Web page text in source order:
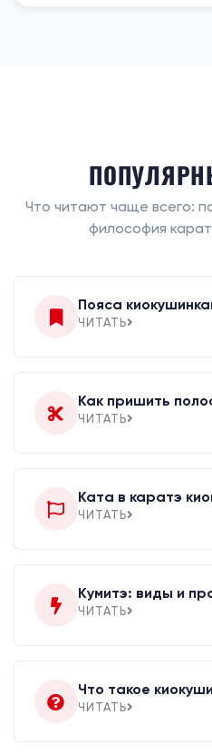
Что читают чаще всего:
философия
Пояса
ЧИТАТЬ
Как пришить
ЧИТАТЬ
Ката в каратэ
ЧИТАТЬ
Кумитэ: виды и
ЧИТАТЬ
Что такое
ЧИТАТЬ